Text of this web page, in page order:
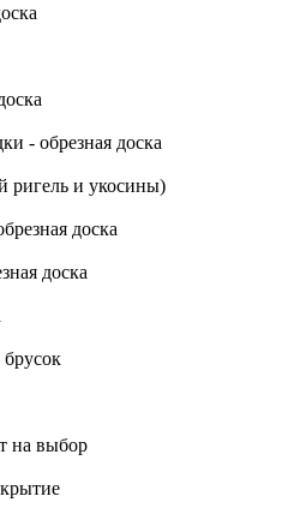
- обрезная доска
ригель и укосины)
доска
доска
на выбор